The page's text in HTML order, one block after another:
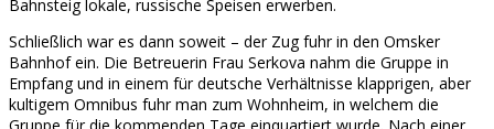
Bahnsteig lokale, russische Speisen erwerben.
Schließlich war es dann soweit – der Zug fuhr in den Omsker
Bahnhof ein. Die Betreuerin Frau Serkova nahm die Gruppe in
Empfang und in einem für deutsche Verhältnisse klapprigen, aber
kultigem Omnibus fuhr man zum Wohnheim, in welchem die